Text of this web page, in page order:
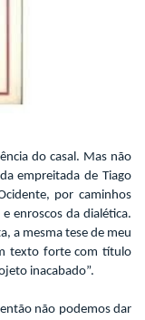
do casal. Mas não
empreitada de Tiago
por caminhos
enroscos da dialética.
a mesma tese de meu
texto forte com título
inacabado”.
não podemos dar